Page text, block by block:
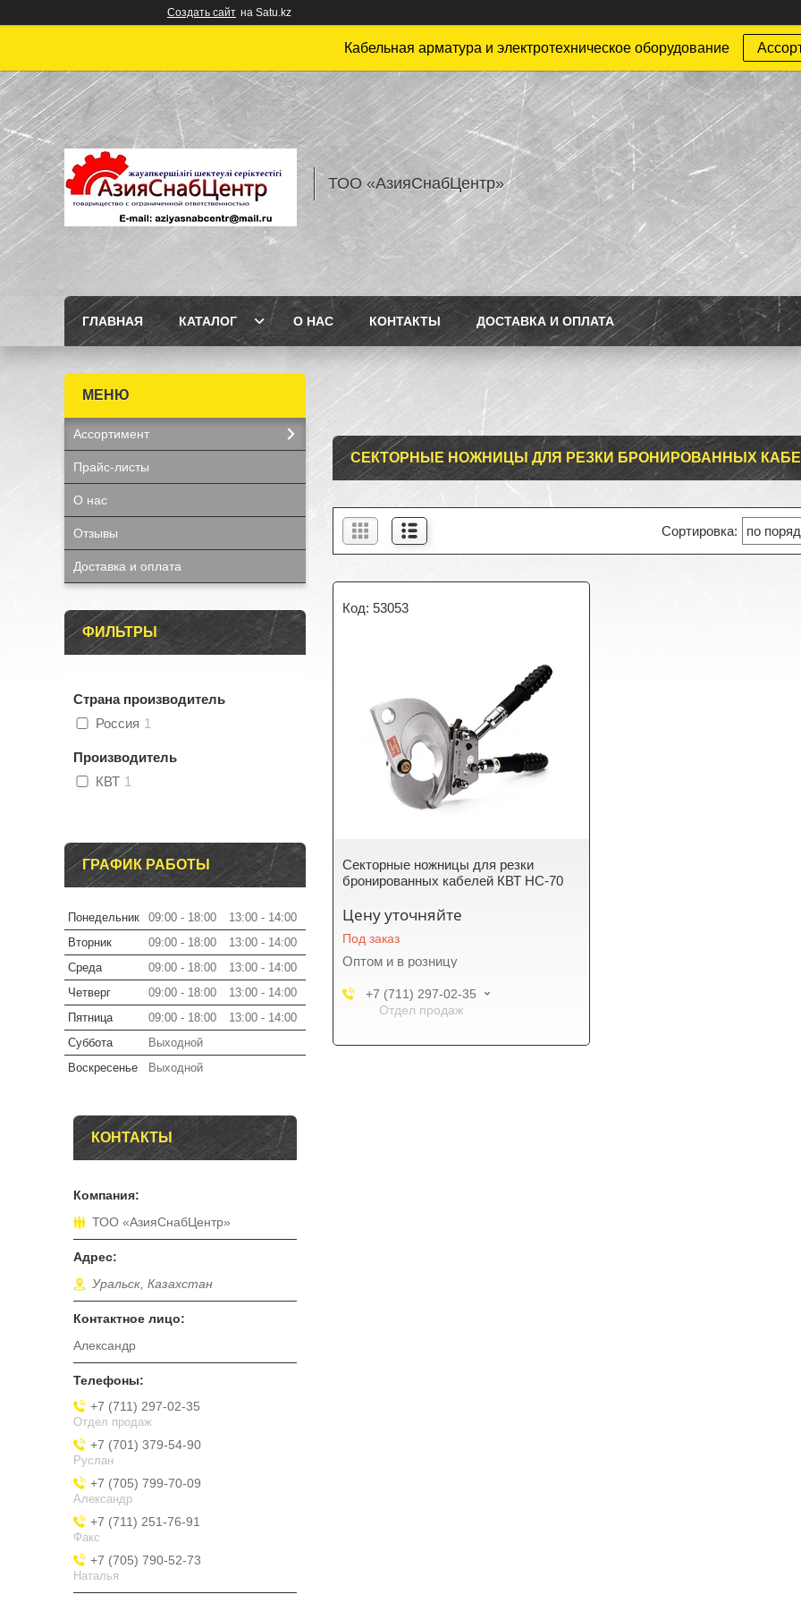
Создать сайт на Satu.kz
Кабельная арматура и электротехническое оборудование
ТОО «АзияСнабЦентр»
ГЛАВНАЯ КАТАЛОГ О НАС КОНТАКТЫ ДОСТАВКА И ОПЛАТА
СЕКТОРНЫЕ НОЖНИЦЫ ДЛЯ РЕЗКИ БРОНИРОВАННЫХ
53053
Секторные ножницы для резки
бронированных кабелей КВТ НС-70
Цену уточняйте
Под заказ
Оптом и в розницу
+7 (711) 297-02-35
Отдел продаж
Ассортимент
Прайс-листы
О нас
Отзывы
Доставка и оплата
ФИЛЬТРЫ
Страна производитель
Россия 1
Производитель
КВТ 1
ГРАФИК РАБОТЫ
Понедельник 09:00 18:00 13:00
14:00
Вторник
09:00 18:00 13:00
14:00
Среда
09:00 18:00 13:00
14:00
Четверг
09:00 18:00 13:00
14:00
Пятница
09:00 18:00 13:00
14:00
Суббота
Выходной
Воскресенье
Выходной
КОНТАКТЫ
ТОО «АзияСнабЦентр»
Уральск, Казахстан
Александр
+7 (711) 297-02-35
Отдел продаж
+7 (701) 379-54-90
Руслан
+7 (705) 799-70-09
Александр
+7 (711) 251-76-91
Факс
+7 (705) 790-52-73
Наталья